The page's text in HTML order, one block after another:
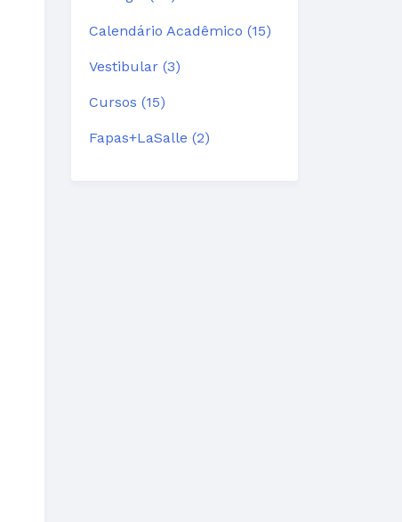
Calendário Acadêmico (15)
Vestibular (3)
Cursos (15)
Fapas+LaSalle (2)